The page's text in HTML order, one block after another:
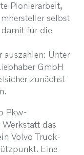
Pionierarbeit,
selbst
für die
auszahlen: Unter
GmbH
zunächst
Pkw-
das
Volvo Truck-
Eine